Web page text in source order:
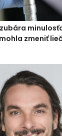
zmeniť